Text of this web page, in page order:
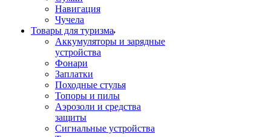
Навигация
Чучела
Товары для туризма
Аккумуляторы и зарядные
устройства
Фонари
Заплатки
Походные стулья
Топоры и пилы
Аэрозоли и средства
защиты
Сигнальные устройства